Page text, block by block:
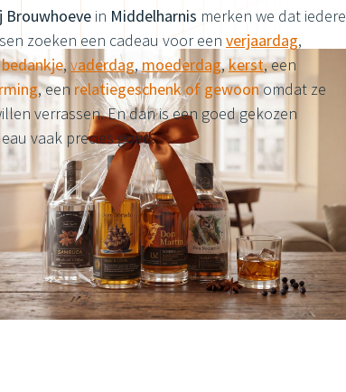
Brouwhoeve in Middelharnis merken we dat iedere
zoeken een cadeau voor een verjaardag,
bedankje, vaderdag, moederdag,kerst, een
, een relatiegeschenk of gewoonomdat ze
verrassen. En dan is een goed gekozen
vaak precies goed.